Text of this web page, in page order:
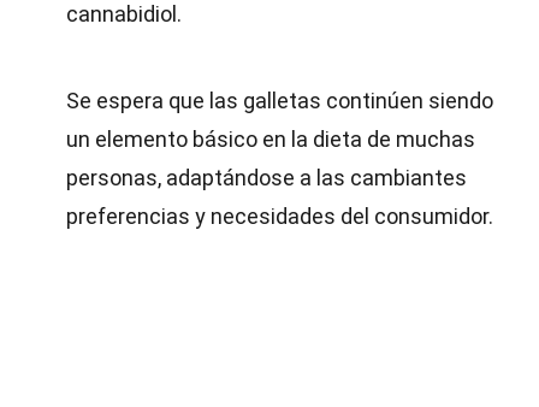
cannabidiol.
Se espera que las galletas continúen siendo
un elemento básico en la dieta de muchas
personas, adaptándose a las cambiantes
preferencias y necesidades del consumidor.